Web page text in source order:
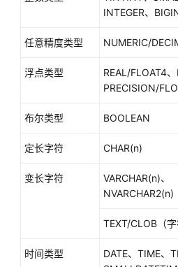
入
指
发
开
INTEGER、
任意精度类型 NUMERIC/
浮点类型
REAL/FLOAT4
PRECISION/
布尔类型 BOOLEAN
定长字符 CHAR(n)
变长字符
VARCHAR(n)、
NVARCHAR2(n)
TEXT/CLOB（字
时间类型
DATE、TIME、